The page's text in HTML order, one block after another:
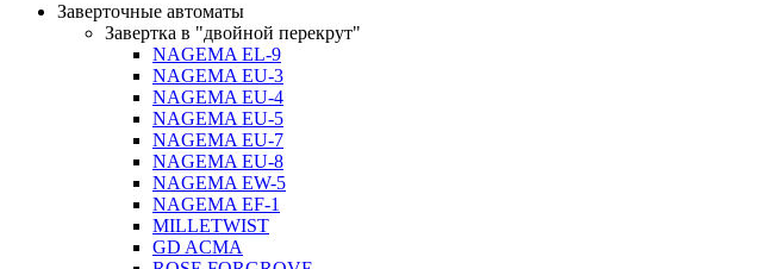
Заверточные автоматы
Завертка в "двойной перекрут"
NAGEMA EL-9
NAGEMA EU-3
NAGEMA EU-4
NAGEMA EU-5
NAGEMA EU-7
NAGEMA EU-8
NAGEMA EW-5
NAGEMA EF-1
MILLETWIST
GD ACMA